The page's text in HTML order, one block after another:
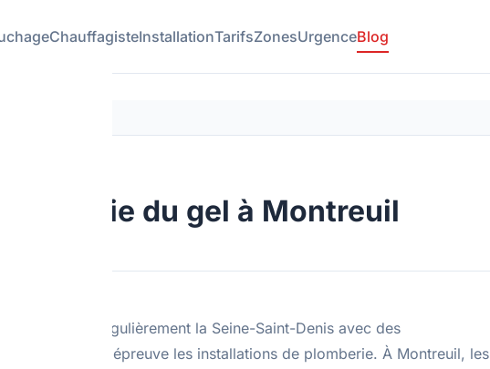
ChauffagisteInstallationTarifsZonesUrgenceBlog
à Montreuil
du gel à Montreuil
• Saisonnier
frappent régulièrement la Seine-Saint-Denis avec des
mettent à rude épreuve les installations de plomberie. À Montreuil, les